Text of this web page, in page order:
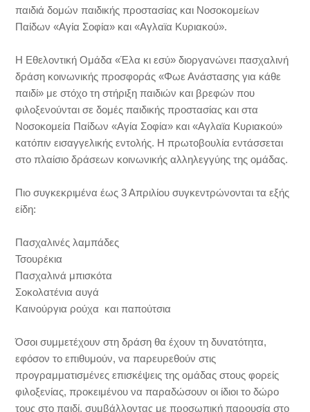
παιδιά δομών παιδικής προστασίας και Νοσοκομείων
Παίδων «Αγία Σοφία» και «Αγλαϊα Κυριακού».
Η Εθελοντική Ομάδα «Έλα κι εσύ» διοργανώνει πασχαλινή
δράση κοινωνικής προσφοράς «Φωε Ανάστασης για κάθε
παιδί» με στόχο τη στήριξη παιδιών και βρεφών που
φιλοξενούνται σε δομές παιδικής προστασίας και στα
Νοσοκομεία Παίδων «Αγία Σοφία» και «Αγλαϊα Κυριακού»
κατόπιν εισαγγελικής εντολής. Η πρωτοβουλία εντάσσεται
στο πλαίσιο δράσεων κοινωνικής αλληλεγγύης της ομάδας.
Πιο συγκεκριμένα έως 3 Απριλίου συγκεντρώνονται τα εξής
είδη:
Πασχαλινές λαμπάδες
Τσουρέκια
Πασχαλινά μπισκότα
Σοκολατένια αυγά
Καινούργια ρούχα και παπούτσια
Όσοι συμμετέχουν στη δράση θα έχουν τη δυνατότητα,
εφόσον το επιθυμούν, να παρευρεθούν στις
προγραμματισμένες επισκέψεις της ομάδας στους φορείς
φιλοξενίας, προκειμένου να παραδώσουν οι ίδιοι το δώρο
τους στο παιδί, συμβάλλοντας με προσωπική παρουσία στο